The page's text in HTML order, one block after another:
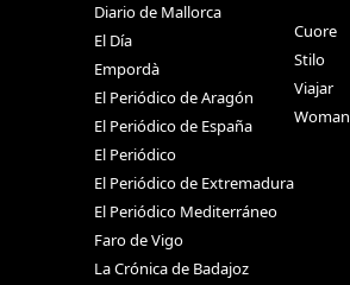
Diario de Mallorca
El Día
Empordà
El Periódico de Aragón
El Periódico de España
El Periódico
El Periódico de Extremadura
El Periódico Mediterráneo
Faro de Vigo
La Crónica de Badajoz
Cuore
Stilo
Viajar
Woman